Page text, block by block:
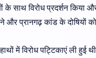
साथ विरोध प्रदर्शन किया
प्रानगढ़ कांड के दोषियों
में विरोध पट्टिकाएं ली हुई